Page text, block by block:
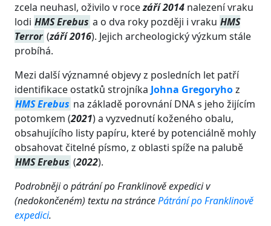
zcela neuhasl, oživilo v rocezáří 2014 nalezení vraku
lodi HMS Erebus a o dva roky později i vraku HMS
Terror (září 2016). Jejich archeologický výzkum stále
probíhá.
Mezi další významné objevy z posledních let patří
identifikace ostatků strojníka Johna Gregoryhoz
HMS Erebus na základě porovnání DNA s jeho žijícím
potomkem (2021) a vyzvednutí koženého obalu,
obsahujícího listy papíru, které by potenciálně mohly
obsahovat čitelné písmo, z oblasti spíže na palubě
HMS Erebus (2022).
Podrobněji o pátrání po Franklinově expedici v
(nedokončeném) textu na stráncePátrání po Franklinově
expedici.